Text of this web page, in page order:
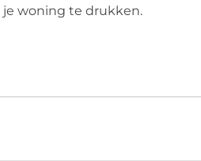
je woning te drukken.